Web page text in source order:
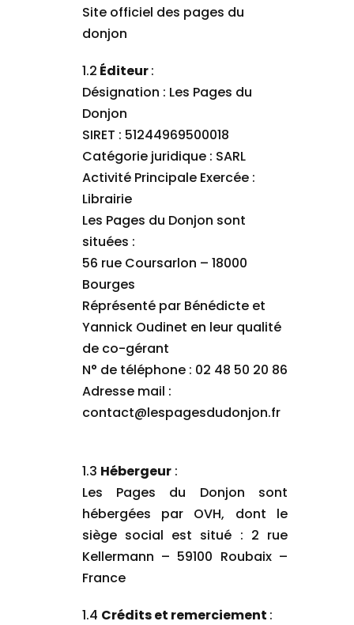
Site officiel des pages du
donjon
1.2 Éditeur:
Désignation : Les Pages du
Donjon
SIRET : 51244969500018
Catégorie juridique : SARL
Activité Principale Exercée :
Librairie
Les Pages du Donjon sont
situées :
56 rue Coursarlon – 18000
Bourges
Réprésenté par Bénédicte et
Yannick Oudinet en leur qualité
de co-gérant
N° de téléphone : 02 48 50 20 86
Adresse mail :
contact@lespagesdudonjon.fr
1.3 Hébergeur:
Les Pages du Donjon sont
hébergées par OVH, dont le
siège social est situé : 2 rue
Kellermann – 59100 Roubaix –
France
1.4 Crédits et remerciement :